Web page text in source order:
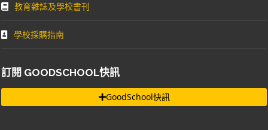
教育雜誌及學校書刊
學校採購指南
訂閱 GOODSCHOOL快訊
GoodSchool快訊